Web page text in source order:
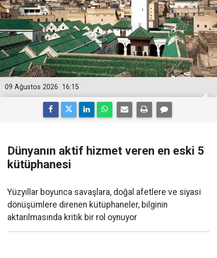
16:15
09 Ağustos 2026
Dünyanın aktif hizmet veren en eski 5
kütüphanesi
Yüzyıllar boyunca savaşlara, doğal afetlere ve siyasi
dönüşümlere direnen kütüphaneler, bilginin
aktarılmasında kritik bir rol oynuyor